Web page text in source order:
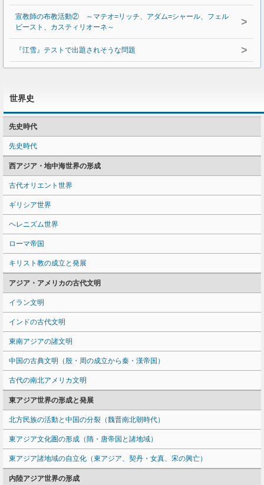
宣教師の布教活動② ～マテオ=リッチ、アダム=シャール、フェル
ビースト、カスティリオーネ～
>
『江雪』テストで出題されそうな問題 >
世界史
先史時代
先史時代
西アジア・地中海世界の形成
古代オリエント世界
ギリシア世界
ヘレニズム世界
ローマ帝国
キリスト教の成立と発展
アジア・アメリカの古代文明
イラン文明
インドの古代文明
東南アジアの諸文明
中国の古典文明（殷・周の成立から秦・漢帝国）
古代の南北アメリカ文明
東アジア世界の形成と発展
北方民族の活動と中国の分裂（魏晋南北朝時代）
東アジア文化圏の形成（隋・唐帝国と諸地域）
東アジア諸地域の自立化（東アジア、契丹・女真、宋の興亡）
内陸アジア世界の形成